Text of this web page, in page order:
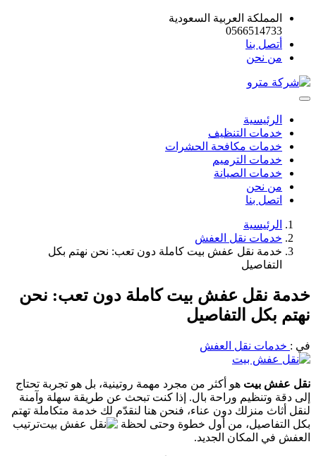
المملكة العربية السعودية
0566514733
أتصل بنا
من نحن
الرئيسية
خدمات التنظيف
خدمات مكافحة الحشرات
خدمات الترميم
خدمات الصيانة
من نحن
اتصل بنا
الرئيسية
خدمات نقل العفش
خدمة نقل عفش بيت كاملة دون تعب: نحن نهتم بكل
التفاصيل
خدمة نقل عفش بيت كاملة دون تعب: نحن
نهتم بكل التفاصيل
في : خدمات نقل العفش
نقل عفش بيت هو أكثر من مجرد مهمة روتينية، بل هو تجربة تحتاج
إلى دقة وتنظيم وراحة بال. إذا كنت تبحث عن طريقة سهلة وآمنة
لنقل أثاث منزلك دون عناء، فنحن هنا لنقدّم لك خدمة متكاملة تهتم
بكل التفاصيل، من أول خطوة وحتى لحظة
ترتيب
العفش في المكان الجديد.